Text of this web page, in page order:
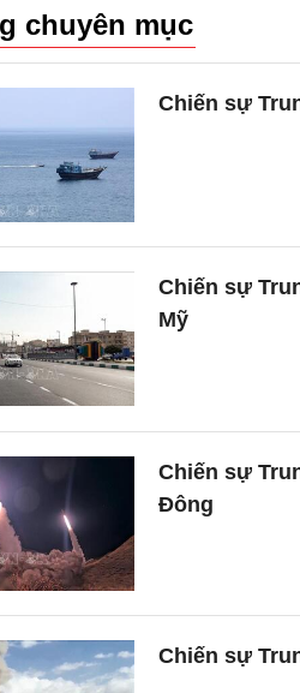
chuyên mục
Chiến sự
Chiến sự
Mỹ
Chiến sự
Đông
Chiến sự